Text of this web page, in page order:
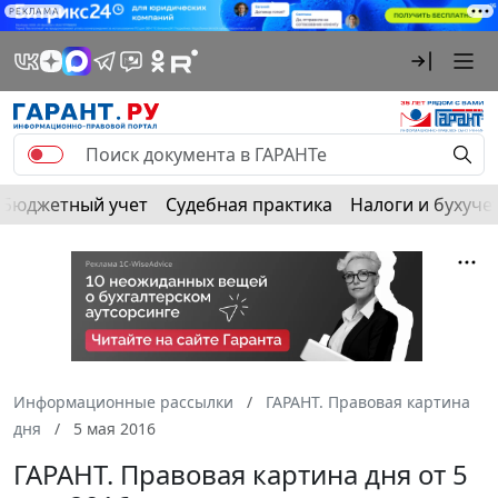
РЕКЛАМА
Бюджетный учет Судебная практика Налоги и
Информационные рассылки
ГАРАНТ. Правовая картина
дня
5 мая 2016
ГАРАНТ. Правовая картина дня от 5